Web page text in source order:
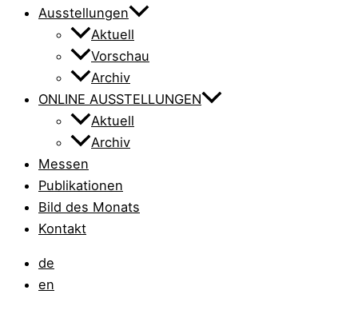
Ausstellungen
Aktuell
Vorschau
Archiv
ONLINE AUSSTELLUNGEN
Aktuell
Archiv
Messen
Publikationen
Bild des Monats
Kontakt
de
en